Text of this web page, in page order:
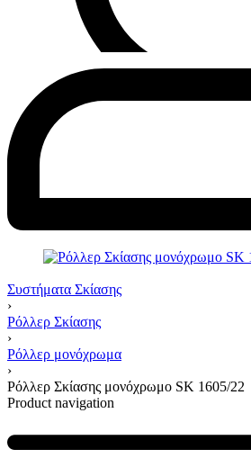
Συστήματα Σκίασης
›
Ρόλλερ Σκίασης
›
Ρόλλερ μονόχρωμα
›
Ρόλλερ Σκίασης μονόχρωμο SK 1605/22
Product navigation